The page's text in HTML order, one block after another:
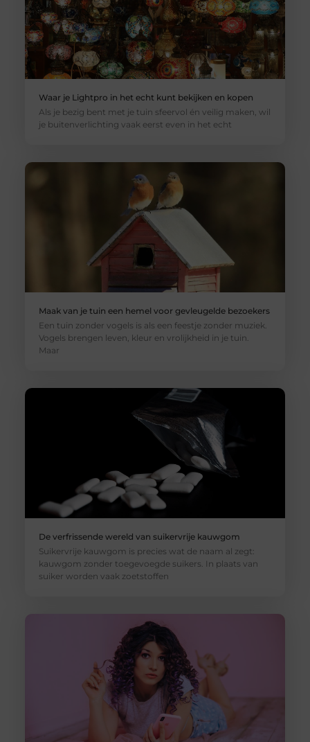
Waar je Lightpro in het echt kunt bekijken en kopen
Als je bezig bent met je tuin sfeervol én veilig maken, wil
je buitenverlichting vaak eerst even in het echt
Maak van je tuin een hemel voor gevleugelde bezoekers
Een tuin zonder vogels is als een feestje zonder muziek.
Vogels brengen leven, kleur en vrolijkheid in je tuin.
Maar
De verfrissende wereld van suikervrije kauwgom
Suikervrije kauwgom is precies wat de naam al zegt:
kauwgom zonder toegevoegde suikers. In plaats van
suiker worden vaak zoetstoffen